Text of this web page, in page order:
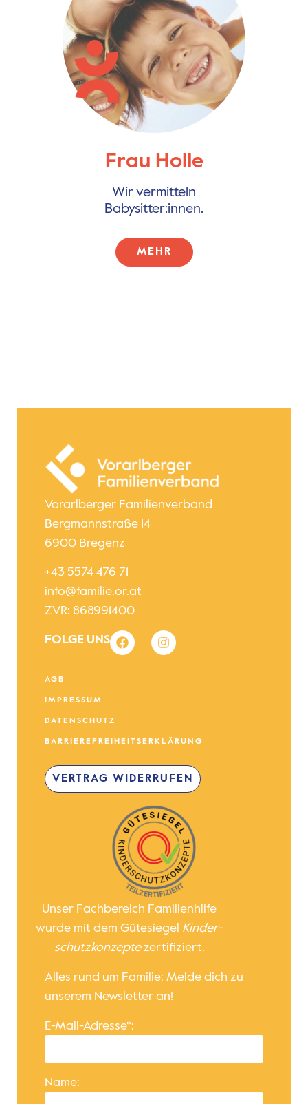
Frau Holle
Wir vermitteln
Babysitter:innen.
MEHR
Vorarlberger Familienverband
Bergmannstraße 14
6900 Bregenz
+43 5574 476 71
info@familie.or.at
ZVR: 868991400
FOLGE UNS
AGB
IMPRESSUM
DATENSCHUTZ
BARRIEREFREIHEITSERKLÄRUNG
VERTRAG WIDERRUFEN
Unser Fachbereich Familienhilfe
wurde mit dem Gütesiegel Kinder­
schutz­konzeptezertifiziert.
Alles rund um Familie: Melde dich zu
unserem Newsletter an!
E-Mail-Adresse*:
Name: